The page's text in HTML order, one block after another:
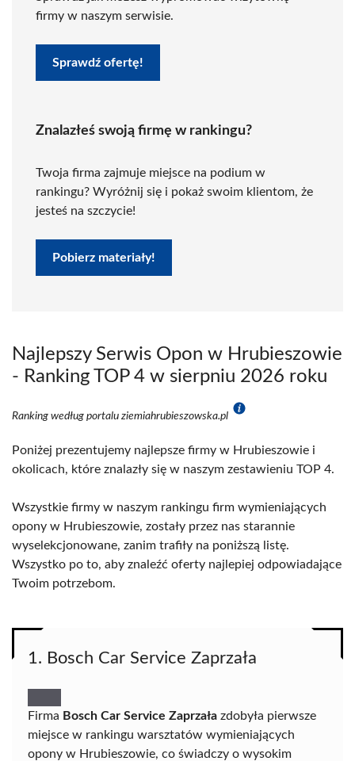
firmy w naszym serwisie.
Sprawdź ofertę!
Znalazłeś swoją firmę w rankingu?
Twoja firma zajmuje miejsce na podium w
rankingu? Wyróżnij się i pokaż swoim klientom, że
jesteś na szczycie!
Pobierz materiały!
Najlepszy Serwis Opon w Hrubieszowie
- Ranking TOP 4 w sierpniu 2026 roku
Ranking według portalu ziemiahrubieszowska.pl
Poniżej prezentujemy najlepsze firmy w Hrubieszowie i
okolicach, które znalazły się w naszym zestawieniu TOP 4.
Wszystkie firmy w naszym rankingu firm wymieniających
opony w Hrubieszowie, zostały przez nas starannie
wyselekcjonowane, zanim trafiły na poniższą listę.
Wszystko po to, aby znaleźć oferty najlepiej odpowiadające
Twoim potrzebom.
1. Bosch Car Service Zaprzała
Firma Bosch Car Service Zaprzała zdobyła pierwsze
miejsce w rankingu warsztatów wymieniających
opony w Hrubieszowie, co świadczy o wysokim